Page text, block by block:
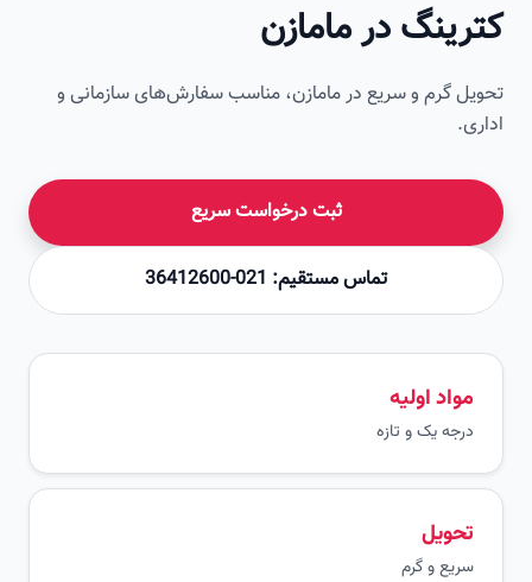
در مامازن
گرم و سریع در مامازن، مناسب سفارش‌های سازمانی و
ثبت درخواست سریع
تماس مستقیم: 021-36412600
مواد اولیه
درجه یک و تازه
سریع و گرم
تصویر این صفحه به زودی اضافه می‌شود